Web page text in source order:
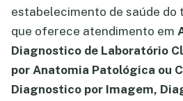
estabelecimento de saúde do
que oferece atendimento em
Diagnostico de Laboratório
por Anatomia Patológica ou
Diagnostico por Imagem,